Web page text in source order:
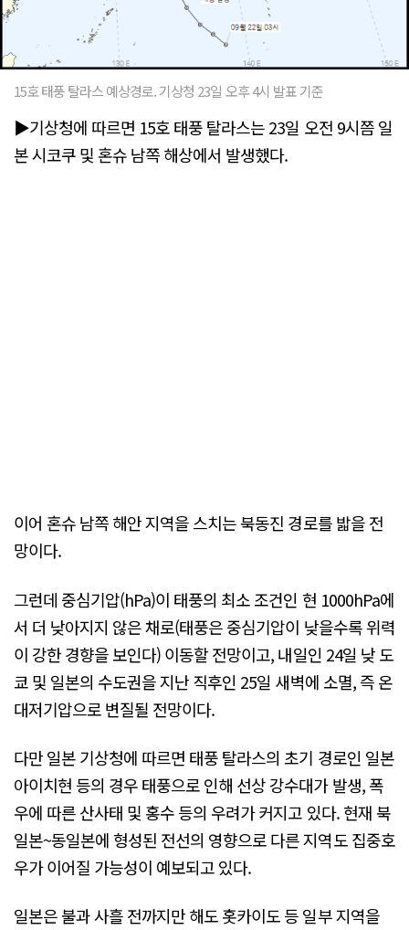
15호 태풍 탈라스 예상경로. 기상청 23일 오후 4시 발표 기준
▶기상청에 따르면 15호 태풍 탈라스는 23일 오전 9시쯤 일
본 시코쿠 및 혼슈 남쪽 해상에서 발생했다.
이어 혼슈 남쪽 해안 지역을 스치는 북동진 경로를 밟을 전
망이다.
그런데 중심기압(hPa)이 태풍의 최소 조건인 현 1000hPa에
서 더 낮아지지 않은 채로(태풍은 중심기압이 낮을수록 위력
이 강한 경향을 보인다) 이동할 전망이고, 내일인 24일 낮 도
쿄 및 일본의 수도권을 지난 직후인 25일 새벽에 소멸, 즉 온
대저기압으로 변질될 전망이다.
다만 일본 기상청에 따르면 태풍 탈라스의 초기 경로인 일본
아이치현 등의 경우 태풍으로 인해 선상 강수대가 발생, 폭
우에 따른 산사태 및 홍수 등의 우려가 커지고 있다. 현재 북
일본~동일본에 형성된 전선의 영향으로 다른 지역도 집중호
우가 이어질 가능성이 예보되고 있다.
일본은 불과 사흘 전까지만 해도 홋카이도 등 일부 지역을